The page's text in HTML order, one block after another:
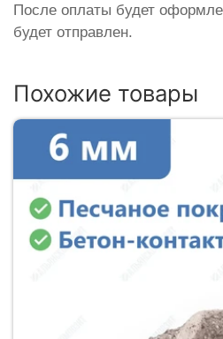
После оплаты будет
будет отправлен.
Похожие товары